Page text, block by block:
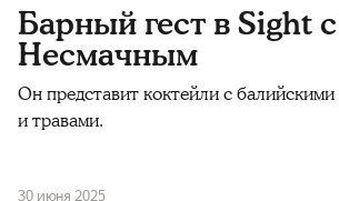
Барный гест в Sight
Несмачным
Он представит коктейли с
и травами.
30 июня 2025